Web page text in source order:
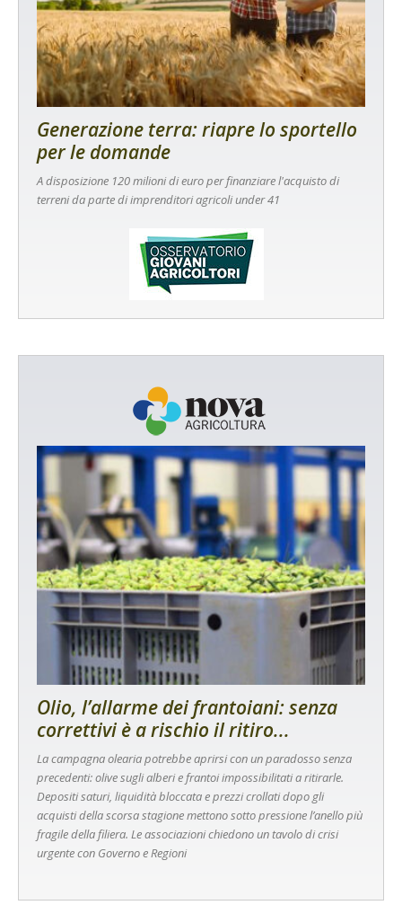
Generazione terra: riapre lo sportello
per le domande
A disposizione 120 milioni di euro per finanziare l'acquisto di
terreni da parte di imprenditori agricoli under 41
Olio, l’allarme dei frantoiani: senza
correttivi è a rischio il ritiro...
La campagna olearia potrebbe aprirsi con un paradosso senza
precedenti: olive sugli alberi e frantoi impossibilitati a ritirarle.
Depositi saturi, liquidità bloccata e prezzi crollati dopo gli
acquisti della scorsa stagione mettono sotto pressione l’anello più
fragile della filiera. Le associazioni chiedono un tavolo di crisi
urgente con Governo e Regioni